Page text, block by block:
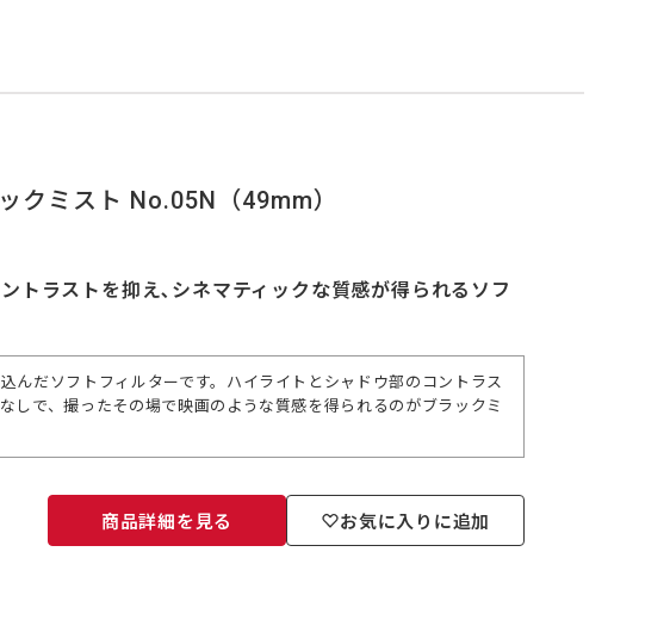
クミスト No.05N（49mm）
トラストを抑え､シネマティックな質感が得られるソフ
んだソフトフィルターです。ハイライトとシャドウ部のコントラス
しで、撮ったその場で映画のような質感を得られるのがブラックミ
商品詳細を見る お気に入りに追加